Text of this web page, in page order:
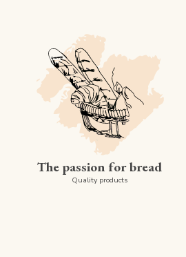
The passion for bread
Quality products